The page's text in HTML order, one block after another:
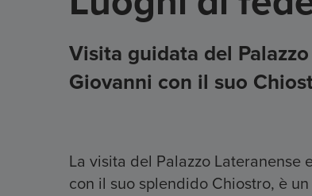
Visita guidata del
Giovanni con il suo
La visita del Palazzo Lateranense
con il suo splendido Chiostro, è